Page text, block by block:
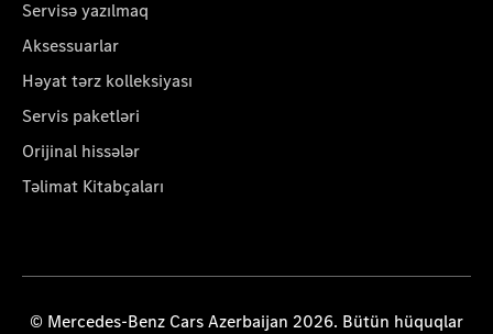
Servisə yazılmaq
Aksessuarlar
Həyat tərz kolleksiyası
Servis paketləri
Orijinal hissələr
Təlimat Kitabçaları
© Mercedes-Benz Cars Azerbaijan 2026. Bütün hüquqlar